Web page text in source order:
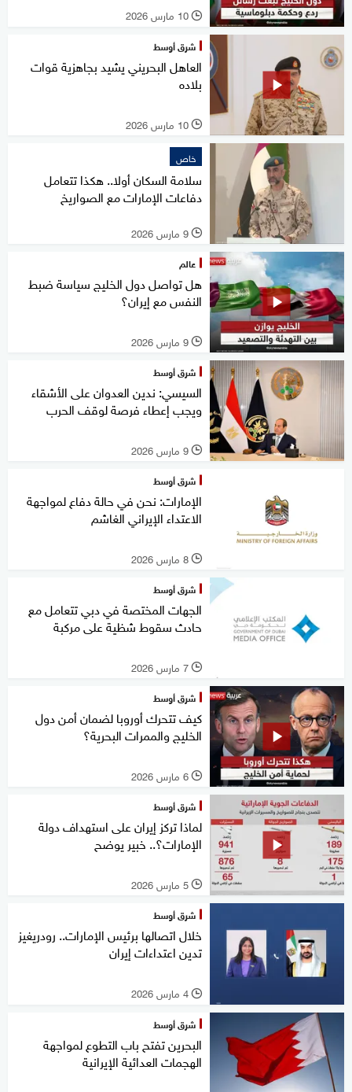
l 10 مارس 2026
شرق أوسط
العاهل البحريني يشيد بجاهزية قوات
بلاده
l 10 مارس 2026
خاص
سلامة السكان أولا.. هكذا تتعامل
دفاعات الإمارات مع الصواريخ
l 9 مارس 2026
عالم
هل تواصل دول الخليج سياسة ضبط
النفس مع إيران؟
l 9 مارس 2026
شرق أوسط
السيسي: ندين العدوان على الأشقاء
ويجب إعطاء فرصة لوقف الحرب
l 9 مارس 2026
شرق أوسط
الإمارات: نحن في حالة دفاع لمواجهة
الاعتداء الإيراني الغاشم
l 8 مارس 2026
شرق أوسط
الجهات المختصة في دبي تتعامل مع
حادث سقوط شظية على مركبة
l 7 مارس 2026
شرق أوسط
كيف تتحرك أوروبا لضمان أمن دول
الخليج والممرات البحرية؟
l 6 مارس 2026
شرق أوسط
لماذا تركز إيران على استهداف دولة
الإمارات؟.. خبير يوضح
l 5 مارس 2026
شرق أوسط
خلال اتصالها برئيس الإمارات.. رودريغيز
تدين اعتداءات إيران
l 4 مارس 2026
شرق أوسط
البحرين تفتح باب التطوع لمواجهة
الهجمات العدائية الإيرانية